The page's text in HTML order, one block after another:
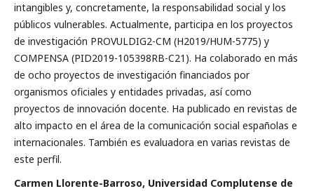
intangibles y, concretamente, la responsabilidad social y los
públicos vulnerables. Actualmente, participa en los proyectos
de investigación PROVULDIG2-CM (H2019/HUM-5775) y
COMPENSA (PID2019-105398RB-C21). Ha colaborado en más
de ocho proyectos de investigación financiados por
organismos oficiales y entidades privadas, así como
proyectos de innovación docente. Ha publicado en revistas de
alto impacto en el área de la comunicación social españolas e
internacionales. También es evaluadora en varias revistas de
este perfil.
Carmen Llorente-Barroso, Universidad Complutense de